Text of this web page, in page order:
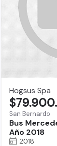
Hogsus Spa
San Bernardo
Bus
Año 2018
2018